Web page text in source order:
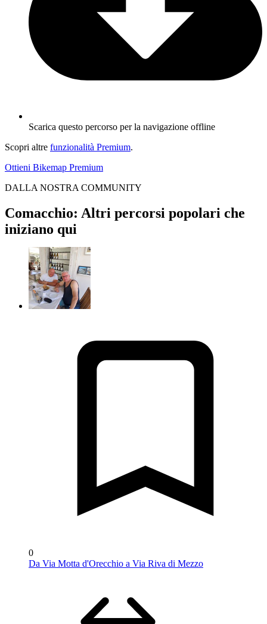
Scarica questo percorso per la navigazione offline
Scopri altre funzionalità Premium.
Ottieni Bikemap Premium
DALLA NOSTRA COMMUNITY
Comacchio: Altri percorsi popolari che
iniziano qui
0
Da Via Motta d'Orecchio a Via Riva di Mezzo